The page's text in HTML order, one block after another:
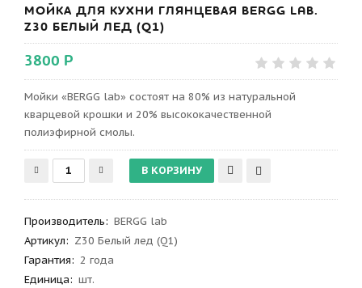
МОЙКА ДЛЯ КУХНИ ГЛЯНЦЕВАЯ BERGG LAB.
Z30 БЕЛЫЙ ЛЕД (Q1)
3800 Р
Мойки «BERGG lab» состоят на 80% из натуральной
кварцевой крошки и 20% высококачественной
полиэфирной смолы.
Производитель: BERGG lab
Артикул: Z30 Белый лед (Q1)
Гарантия: 2 года
Единица: шт.